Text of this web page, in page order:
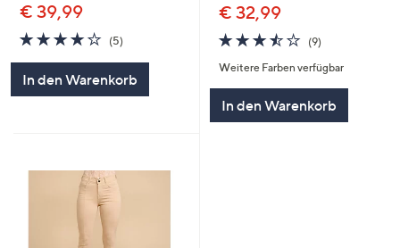
€ 39,99
4.2
von
(5)5
In den Warenkorb
€ 32,99
3.4
von
5
(9)9
Weitere Farben verfügbar
In den Warenkorb